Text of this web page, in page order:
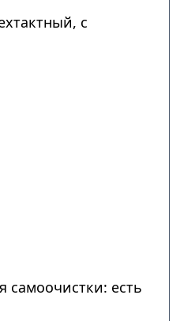
с
есть